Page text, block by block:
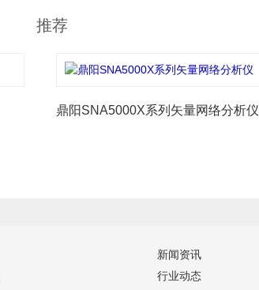
推荐
鼎阳SNA5000X系列矢量网络分析仪
新闻资讯
行业动态